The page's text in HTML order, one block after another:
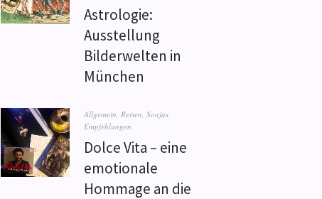
Astrologie:
Ausstellung
Bilderwelten in
München
Allgemein, Reisen, Sonjas
Empfehlungen
Dolce Vita – eine
emotionale
Hommage an die